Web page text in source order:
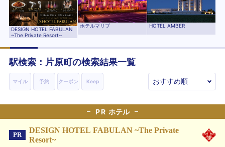
DESIGN HOTEL FABULAN
~The Private Resort~
ホテルマリブ HOTEL AMBER
駅検索： 片原町 の検索結果一覧
マイル 予約 クーポン Keep
PR ホテル
PR
DESIGN HOTEL FABULAN ~The Private
Resort~